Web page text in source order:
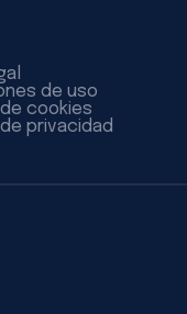
de uso
cookies
privacidad